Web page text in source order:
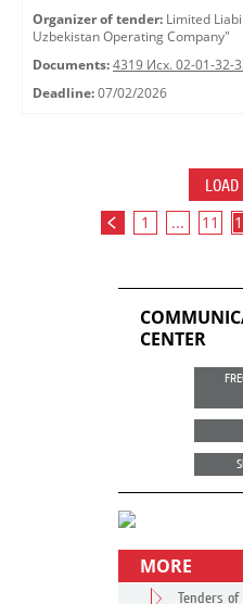
Organizer of tender: Limited
Uzbekistan Operating Company"
Documents: 4319 Исх. 02-01-32-
Deadline: 07/02/2026
1 ... 11
CENTER
MORE
Tenders of